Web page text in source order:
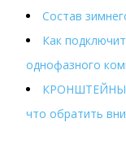
Состав
Как
однофазного
КРОНШТЕЙНЫ
что обратить